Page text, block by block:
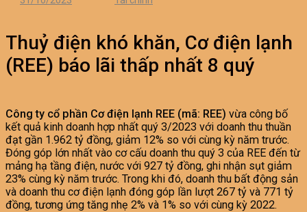
Thuỷ điện khó khăn, Cơ điện lạnh
(REE) báo lãi thấp nhất 8 quý
Công ty cổ phần Cơ điện lạnh REE (mã: REE) vừa công bố
kết quả kinh doanh hợp nhất quý 3/2023 với doanh thu thuần
đạt gần 1.962 tỷ đồng, giảm 12% so với cùng kỳ năm trước.
Đóng góp lớn nhất vào cơ cấu doanh thu quý 3 của REE đến từ
mảng hạ tầng điện, nước với 927 tỷ đồng, ghi nhận sụt giảm
23% cùng kỳ năm trước. Trong khi đó, doanh thu bất động sản
và doanh thu cơ điện lạnh đóng góp lần lượt 267 tỷ và 771 tỷ
đồng, tương ứng tăng nhẹ 2% và 1% so với cùng kỳ 2022.